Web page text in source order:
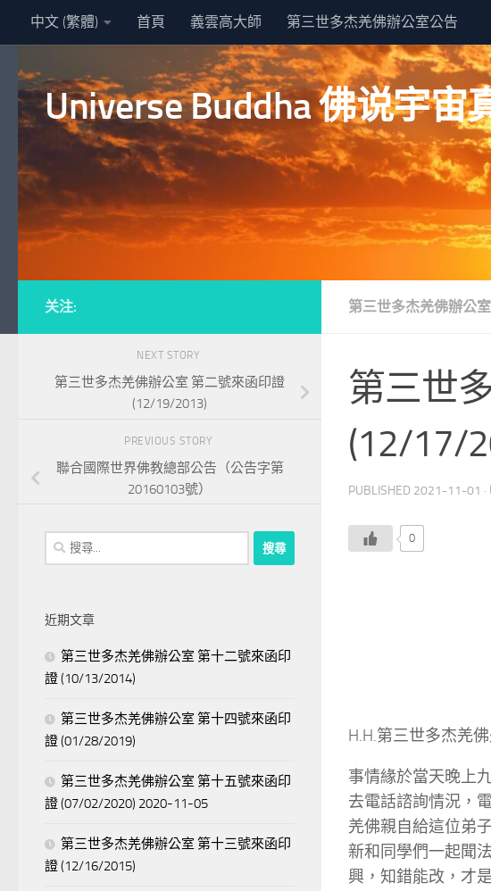
Skip to content
中文 (繁體) 首頁 義雲高大師 第三世多杰羌佛辦公室公告
Universe Buddha 佛说宇宙
第三世多杰羌佛辦公
第三世
(12/17/
PUBLISHED 2021-11-01
0
H.H.第三世多杰羌
事情緣於當天晚上
去電話諮詢情況，
羌佛親自給這位弟
新和同學們一起聞
興，知錯能改，才
关注:
NEXT STORY
第三世多杰羌佛辦公室 第二號來函印證
(12/19/2013)
PREVIOUS STORY
聯合國際世界佛教總部公告（公告字第
20160103號）
搜
尋
字:
近期文章
第三世多杰羌佛辦公室 第十二號來函印
證 (10/13/2014)
第三世多杰羌佛辦公室 第十四號來函印
證 (01/28/2019)
第三世多杰羌佛辦公室 第十五號來函印
證 (07/02/2020) 2020-11-05
第三世多杰羌佛辦公室 第十三號來函印
證 (12/16/2015)